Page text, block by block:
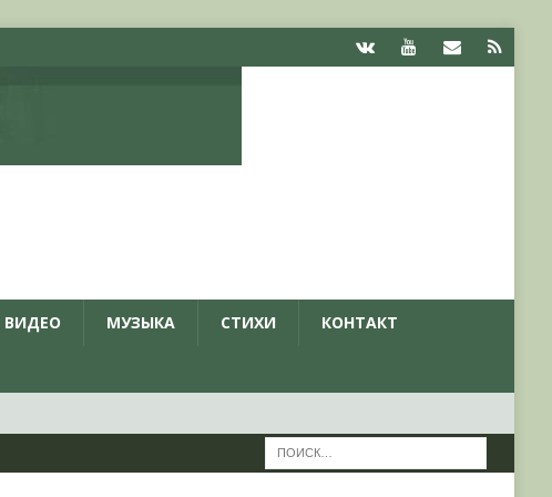
ВИДЕО МУЗЫКА СТИХИ КОНТАКТ